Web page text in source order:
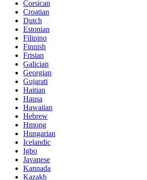
Corsican
Croatian
Dutch
Estonian
Filipino
Finnish
Frisian
Galician
Georgian
Gujarati
Haitian
Hausa
Hawaiian
Hebrew
Hmong
Hungarian
Icelandic
Igbo
Javanese
Kannada
Kazakh